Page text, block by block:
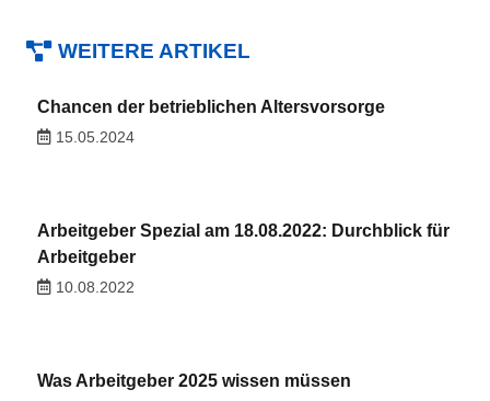
WEITERE ARTIKEL
Chancen der betrieblichen Altersvorsorge
15.05.2024
Arbeitgeber Spezial am 18.08.2022: Durchblick für
Arbeitgeber
10.08.2022
Was Arbeitgeber 2025 wissen müssen